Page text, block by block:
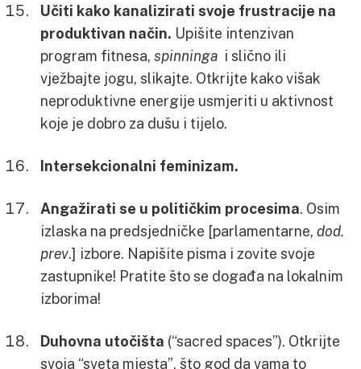
Učiti kako kanalizirati svoje frustracije na
produktivan način. Upišite intenzivan
program fitnesa, spinninga i slično ili
vježbajte jogu, slikajte. Otkrijte kako višak
neproduktivne energije usmjeriti u aktivnost
koje je dobro za dušu i tijelo.
Intersekcionalni feminizam.
Angažirati se u političkim procesima. Osim
izlaska na predsjedničke [parlamentarne, dod.
prev.] izbore. Napišite pisma i zovite svoje
zastupnike! Pratite što se događa na lokalnim
izborima!
Duhovna utočišta (“sacred spaces”). Otkrijte
svoja “sveta mjesta”, što god da vama to